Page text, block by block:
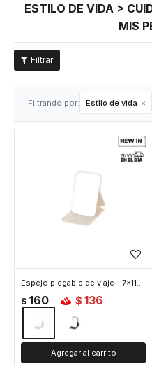
ESTILO DE VIDA >
MIS
Filtrando por: Estilo de vida
Espejo plegable de viaje - 7x11cm - Blanco
$ 160 $ 136